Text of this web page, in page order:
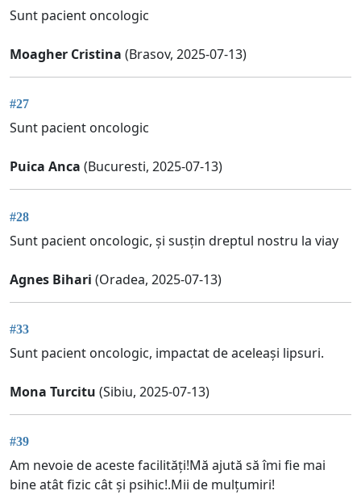
Sunt pacient oncologic
Moagher Cristina (Brasov, 2025-07-13)
#27
Sunt pacient oncologic
Puica Anca (Bucuresti, 2025-07-13)
#28
Sunt pacient oncologic, și susțin dreptul nostru la viay
Agnes Bihari (Oradea, 2025-07-13)
#33
Sunt pacient oncologic, impactat de aceleași lipsuri.
Mona Turcitu (Sibiu, 2025-07-13)
#39
Am nevoie de aceste facilități!Mă ajută să îmi fie mai
bine atât fizic cât și psihic!.Mii de mulțumiri!